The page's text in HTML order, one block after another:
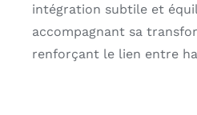
intégration subtile et
accompagnant sa
renforçant le lien entre